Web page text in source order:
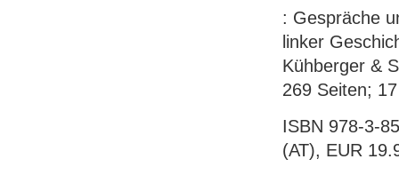
: Gespräche
linker
Kühberger &
269 Seiten;
ISBN 978-3-
(AT), EUR